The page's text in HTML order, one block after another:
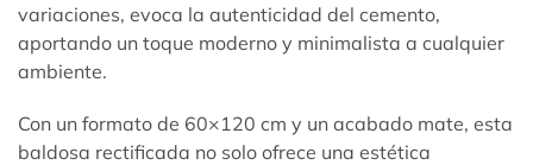
variaciones, evoca la autenticidad del cemento,
aportando un toque moderno y minimalista a cualquier
ambiente.
Con un formato de 60×120 cm y un acabado mate, esta
baldosa rectificada no solo ofrece una estética